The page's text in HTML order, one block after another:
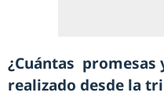
¿Cuántas promesas
realizado desde la